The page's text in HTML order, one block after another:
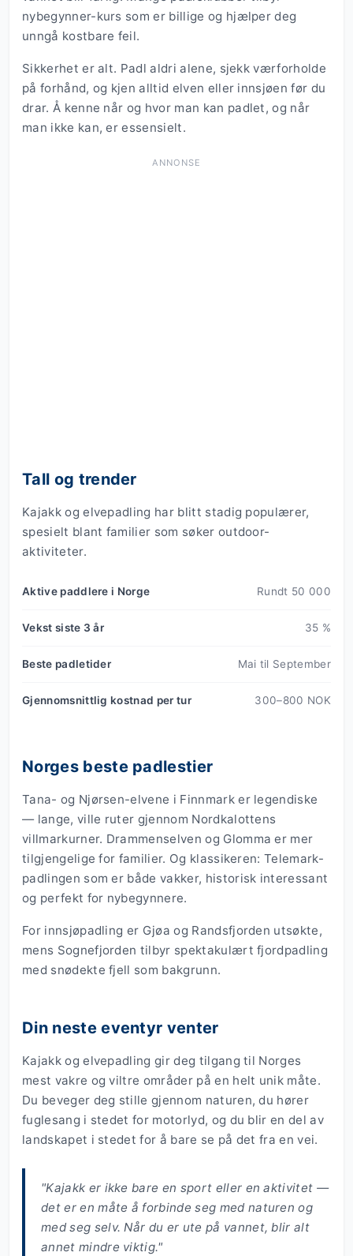
nybegynner-kurs som er billige og hjælper deg
unngå kostbare feil.
Sikkerhet er alt. Padl aldri alene, sjekk værforholde
på forhånd, og kjen alltid elven eller innsjøen før du
drar. Å kenne når og hvor man kan padlet, og når
man ikke kan, er essensielt.
ANNONSE
Tall og trender
Kajakk og elvepadling har blitt stadig populærer,
spesielt blant familier som søker outdoor-
aktiviteter.
Aktive paddlere i Norge Rundt 50 000
Vekst siste 3 år 35 %
Beste padletider Mai til September
Gjennomsnittlig kostnad per tur 300–800 NOK
Norges beste padlestier
Tana- og Njørsen-elvene i Finnmark er legendiske
— lange, ville ruter gjennom Nordkalottens
villmarkurner. Drammenselven og Glomma er mer
tilgjengelige for familier. Og klassikeren: Telemark-
padlingen som er både vakker, historisk interessant
og perfekt for nybegynnere.
For innsjøpadling er Gjøa og Randsfjorden utsøkte,
mens Sognefjorden tilbyr spektakulært fjordpadling
med snødekte fjell som bakgrunn.
Din neste eventyr venter
Kajakk og elvepadling gir deg tilgang til Norges
mest vakre og viltre områder på en helt unik måte.
Du beveger deg stille gjennom naturen, du hører
fuglesang i stedet for motorlyd, og du blir en del av
landskapet i stedet for å bare se på det fra en vei.
"Kajakk er ikke bare en sport eller en aktivitet —
det er en måte å forbinde seg med naturen og
med seg selv. Når du er ute på vannet, blir alt
annet mindre viktig."